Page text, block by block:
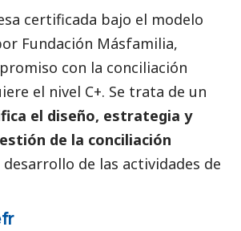
certificada bajo el modelo
Fundación Másfamilia,
con la conciliación
el nivel C+. Se trata de un
el diseño, estrategia y
de la conciliación
de las actividades de